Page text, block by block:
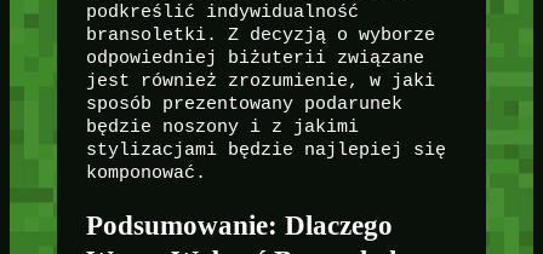
podkreślić indywidualność
bransoletki. Z decyzją o wyborze
odpowiedniej biżuterii związane
jest również zrozumienie, w jaki
sposób prezentowany podarunek
będzie noszony i z jakimi
stylizacjami będzie najlepiej się
komponować.
Podsumowanie: Dlaczego